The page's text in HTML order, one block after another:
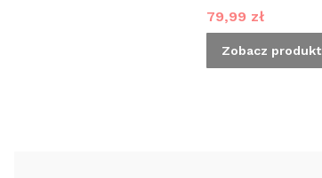
Cena promocyjna
79,99 zł
Zobacz produkt